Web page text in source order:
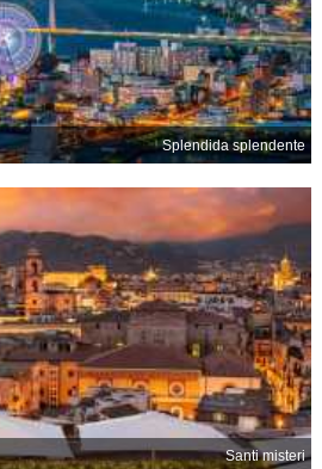
Splendida splendente
Santi misteri